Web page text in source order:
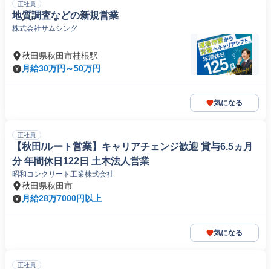
正社員
地質調査などの新規営業
株式会社サムシング
秋田県秋田市桂根駅
月給30万円～50万円
気になる
正社員
【秋田/ルート営業】キャリアチェンジ歓迎 賞与6.5ヵ月
分 年間休日122日 土木法人営業
昭和コンクリート工業株式会社
秋田県秋田市
月給28万7000円以上
気になる
正社員